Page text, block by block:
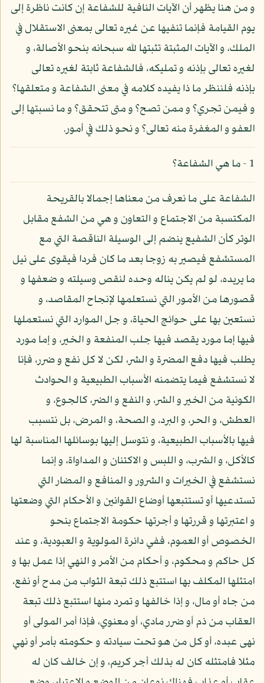
و من هنا يظهر أن الآيات النافية للشفاعة إن كانت ناظرة إلى
يوم القيامة فإنما تنفيها عن غيره تعالى بمعنى الاستقلال في
الملك، و الآيات المثبتة تثبتها لله سبحانه بنحو الأصالة، و
لغيره تعالى بإذنه و تمليكه، فالشفاعة ثابتة لغيره تعالى
بإذنه فلننظر ما ذا يفيده كلامه في معنى الشفاعة و متعلقها؟
و فيمن تجري؟ و ممن تصح؟ و متى تتحقق؟ و ما نسبتها إلى
العفو و المغفرة منه تعالى؟ و نحو ذلك في أمور.
1 - ما هي الشفاعة؟
الشفاعة على ما نعرف من معناها إجمالا بالقريحة
المكتسبة من الاجتماع و التعاون و هي من الشفع مقابل
الوتر كأن الشفيع ينضم إلى الوسيلة الناقصة التي مع
المستشفع فيصير به زوجا بعد ما كان فردا فيقوى على نيل
ما يريده، لو لم يكن يناله وحده لنقص وسيلته و ضعفها و
قصورها من الأمور التي نستعلمها لإنجاح المقاصد، و
نستعين بها على حوائج الحياة، و جل الموارد التي نستعملها
فيها إما مورد يقصد فيها جلب المنفعة و الخير، و إما مورد
يطلب فيها دفع المضرة و الشر، لكن لا كل نفع و ضرر، فإنا
لا نستشفع فيما يتضمنه الأسباب الطبيعية و الحوادث
الكونية من الخير و الشر، و النفع و الضر، كالجوع، و
العطش، و الحر، و البرد، و الصحة، و المرض، بل نتسبب
فيها بالأسباب الطبيعية، و نتوسل إليها بوسائلها المناسبة لها
كالأكل، و الشرب، و اللبس و الاكتنان و المداواة، و إنما
نستشفع في الخيرات و الشرور و المنافع و المضار التي
تستدعيها أو تستتبعها أوضاع القوانين و الأحكام التي وضعتها
و اعتبرتها و قررتها و أجرتها حكومة الاجتماع بنحو
الخصوص أو العموم، ففي دائرة المولوية و العبودية، و عند
كل حاكم و محكوم، و أحكام من الأمر و النهي إذا عمل بها و
امتثلها المكلف بها استتبع ذلك تبعة الثواب من مدح أو نفع،
من جاه أو مال، و إذا خالفها و تمرد منها استتبع ذلك تبعة
العقاب من ذم أو ضرر مادي، أو معنوي، فإذا أمر المولى أو
نهى عبده، أو كل من هو تحت سيادته و حكومته بأمر أو نهي
مثلا فامتثله كان له بذلك أجر كريم، و إن خالف كان له